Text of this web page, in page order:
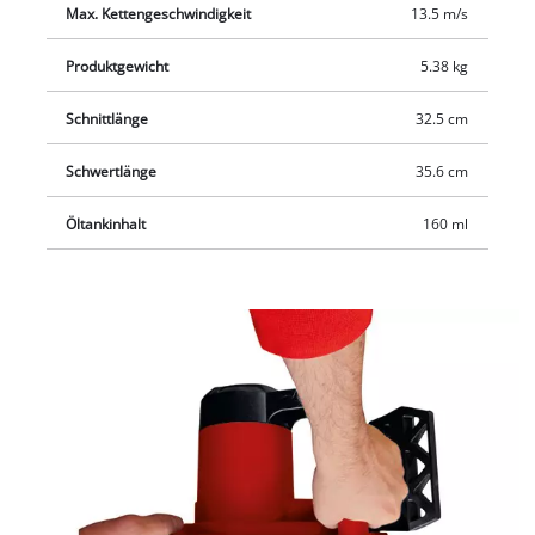
Max. Kettengeschwindigkeit 13.5 m/s
Produktgewicht 5.38 kg
Schnittlänge 32.5 cm
Schwertlänge 35.6 cm
Öltankinhalt 160 ml